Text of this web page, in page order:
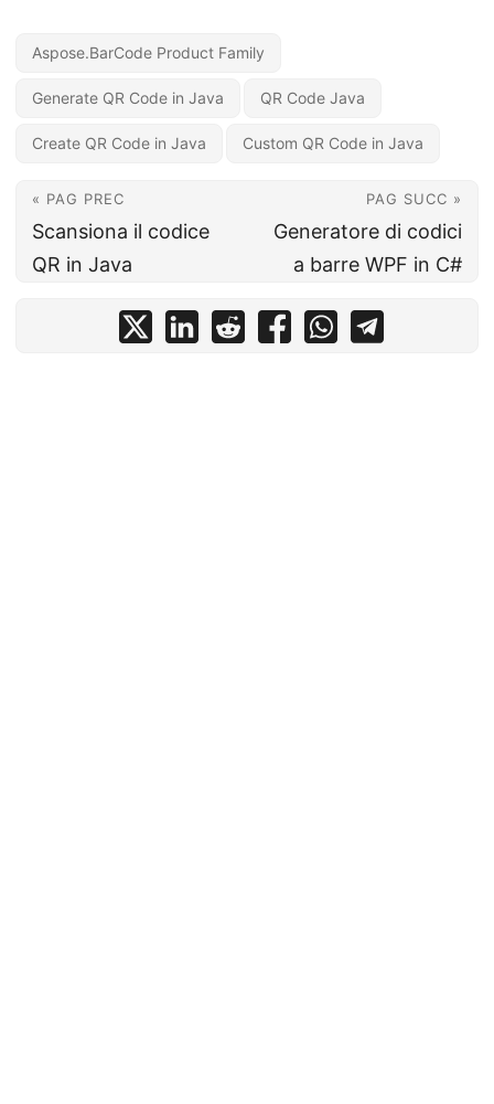
Aspose.BarCode Product Family
Generate QR Code in Java QR Code Java
Create QR Code in Java Custom QR Code in Java
« PAG PREC
Scansiona il codice
QR in Java
PAG SUCC »
Generatore di codici
a barre WPF in C#